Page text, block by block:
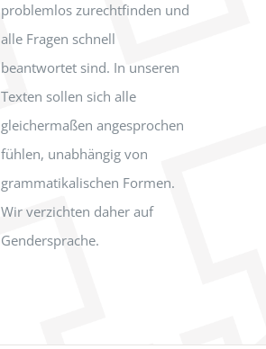
problemlos zurechtfinden und
alle Fragen schnell
beantwortet sind. In unseren
Texten sollen sich alle
gleichermaßen angesprochen
fühlen, unabhängig von
grammatikalischen Formen.
Wir verzichten daher auf
Gendersprache.